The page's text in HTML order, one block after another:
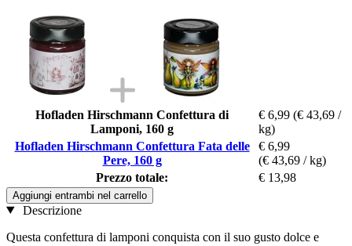
Hofladen Hirschmann Confettura di
Lamponi, 160 g
€ 6,99 (€ 43,69 /
kg)
Hofladen Hirschmann Confettura Fata delle
Pere, 160 g
€ 6,99
(€ 43,69 / kg)
Prezzo totale:
€ 13,98
Aggiungi entrambi nel carrello
Descrizione
Questa confettura di lamponi conquista con il suo gusto dolce e